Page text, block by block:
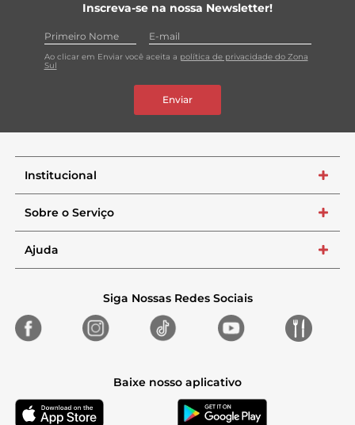
Inscreva-se na nossa Newsletter!
Ao clicar em Enviar você aceita a política de privacidade do Zona
Sul
Enviar
Institucional +
Sobre o Serviço +
Ajuda +
Siga Nossas Redes Sociais
Baixe nosso aplicativo